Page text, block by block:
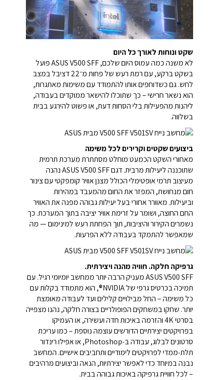
שקט ונוחות לאורך כל היום
לא משנה כמה עמוס היום שלכם, ‏ASUS V500 SFF פועל
בשקט ברקע, עם רמת רעש של פחות מ־22 דציבל במצב
לחש.גם כשדוחפים אותו להתמודד עם משימות מאתגרות,
הוא נשאר חרישי – כך שתוכלו להישאר ממוקדים בעבודה,
ליהנות מהפעילות בלי הסחות דעת, או פשוט להירגע בבית
בשלווה.
ביצועים שקטים וקרירים לכל משימה
מאחורי השקט הכמעט מוחלט מסתתרת מערכת תרמית
שתוכננה ליעילות מרבית.
דגם ASUS V500 SFF נהנה
מעיצוב תרמי אופטימלי הכולל מצנן אוויר קומפקטי עם צינור
חום מנחושת, המפזר את החום מהמעבד במהירות
וביעילות. מאוורר אחורי בעל יעילות גבוהה מפנה את האוויר
החם החוצה, ושומר על זרימת אוויר יציבה בתוך המערכת. כך
נשמרים הקירור והיציבות, תוך הפחתת רעש למינימום — מה
שמאפשר להתמקד בעבודה ללא הפרעות.
גרפיקה חלקה. חוויה מהנה ויצירתית.
ASUS V500 SFF מעניק הרבה יותר ממחשב יומיומי רגיל. עם
תמיכה בכרטיס גרפי של NVIDIA®, הוא מתמודד בקלות עם
כל משימה – החל מבילויים קלילים ועד לעבודה מאומצת
יותר. שחקו במשחקים הפופולריים בצורה חלקה, נהנו מצפייה
בסרטי 4K והזרמה באיכות חדה ועשירה, או העמיקו
בפרויקטים יצירתיים הדורשים עוצמה נוספת – כמו עריכת
סרטונים לבלוג, עבודה ב‑Photoshop, או אפילו רינדור
תלת‑ממדי לפרויקטים לימודיים ותחביבים אישיים. המחשב
נבנה במיוחד כדי לאפשר יצירתיות, הנאה וביצועים מרהיבים
– לכל חוויית גרפיקה באיכות גבוהה בבית.